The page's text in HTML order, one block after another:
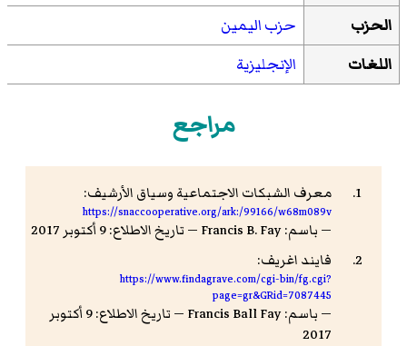
الحزب
حزب اليمين
اللغات
الإنجليزية
مراجع
معرف الشبكات الاجتماعية وسياق الأرشيف:
https://snaccooperative.org/ark:/99166/w68m089v
— باسم: Francis B. Fay — تاريخ الاطلاع: 9 أكتوبر 2017
فايند اغريف:
https://www.findagrave.com/cgi-bin/fg.cgi?
page=gr&GRid=7087445
— باسم: Francis Ball Fay — تاريخ الاطلاع: 9 أكتوبر
2017